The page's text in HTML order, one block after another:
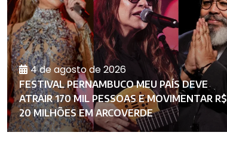
4 de agosto de 2026
FESTIVAL PERNAMBUCO MEU PAÍS DEVE
ATRAIR 170 MIL PESSOAS E MOVIMENTAR R$
20 MILHÕES EM ARCOVERDE